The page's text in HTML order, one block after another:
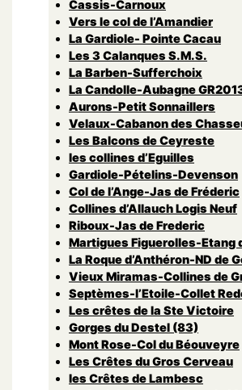
Cassis-Carnoux
Vers le col de l’Amandier
La Gardiole- Pointe Cacau
Les 3 Calanques S.M.S.
La Barben-Sufferchoix
La Candolle-Aubagne
Aurons-Petit Sonnaillers
Velaux-Cabanon des
Les Balcons de Ceyreste
les collines d’Eguilles
Gardiole-Pételins-Devenson
Col de l’Ange-Jas de Fréderic
Collines d’Allauch Logis Neuf
Riboux-Jas de Frederic
Martigues Figuerolles-Etang
La Roque d’Anthéron-ND de
Vieux Miramas-Collines de
Septèmes-l’Etoile-Collet
Les crêtes de la Ste Victoire
Gorges du Destel (83)
Mont Rose-Col du Béouveyre
Les Crêtes du Gros Cerveau
les Crêtes de Lambesc